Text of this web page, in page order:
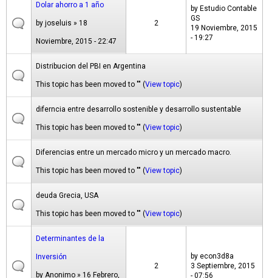
Dolar ahorro a 1 año
by joseluis » 18
Noviembre, 2015 - 22:47
2
by Estudio Contable
GS
19 Noviembre, 2015
- 19:27
Distribucion del PBI en Argentina
This topic has been moved to "" (View topic)
diferncia entre desarrollo sostenible y desarrollo sustentable
This topic has been moved to "" (View topic)
Diferencias entre un mercado micro y un mercado macro.
This topic has been moved to "" (View topic)
deuda Grecia, USA
This topic has been moved to "" (View topic)
Determinantes de la
Inversión
by Anonimo » 16 Febrero,
2
by econ3d8a
3 Septiembre, 2015
- 07:56